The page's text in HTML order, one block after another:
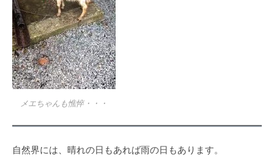
メエちゃんも憔悴・・・
自然界には、晴れの日もあれば雨の日もあります。